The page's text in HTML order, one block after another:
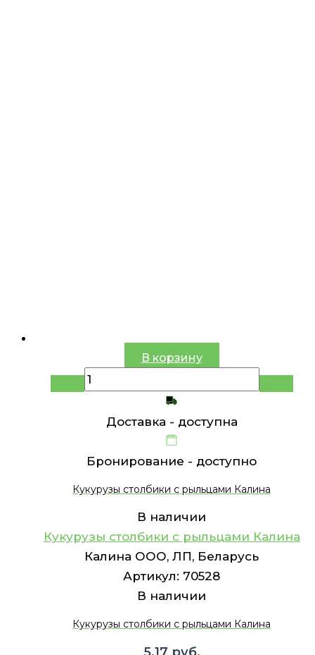
В корзину
Доставка - доступна
Бронирование - доступно
Кукурузы столбики с рыльцами Калина
В наличии
Кукурузы столбики с рыльцами Калина
Калина ООО, ЛП, Беларусь
Артикул: 70528
В наличии
Кукурузы столбики с рыльцами Калина
5.17 руб.